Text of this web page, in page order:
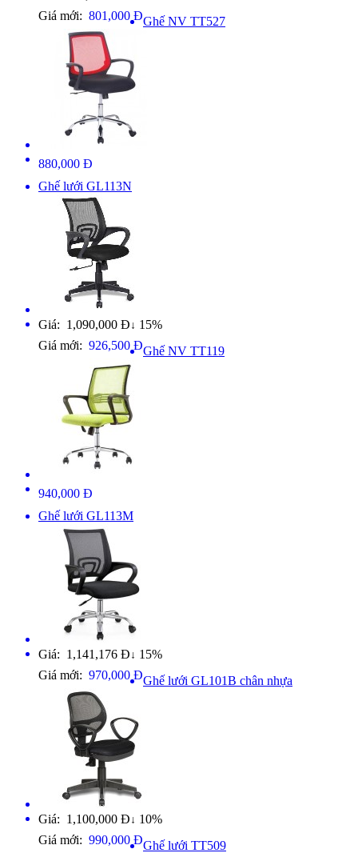
Giá mới: 801,000 ĐGhế NV TT527
880,000 Đ
Ghế lưới GL113N
Giá: 1,090,000 Đ ↓ 15%
Giá mới: 926,500 ĐGhế NV TT119
940,000 Đ
Ghế lưới GL113M
Giá: 1,141,176 Đ ↓ 15%
Giá mới: 970,000 ĐGhế lưới GL101B chân nhựa
Giá: 1,100,000 Đ ↓ 10%
Giá mới: 990,000 ĐGhế lưới TT509